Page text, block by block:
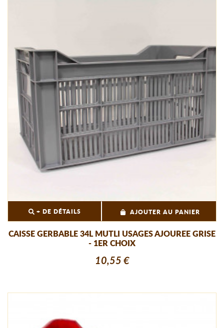
+ DE DÉTAILS AJOUTER AU PANIER
CAISSE GERBABLE 34L MUTLI USAGES AJOUREE GRISE
- 1ER CHOIX
10,55 €